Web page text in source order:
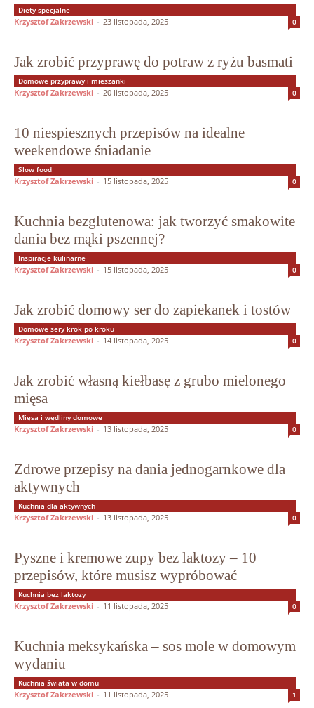
Diety specjalne
Krzysztof Zakrzewski - 23 listopada, 2025 0
Jak zrobić przyprawę do potraw z ryżu basmati
Domowe przyprawy i mieszanki
Krzysztof Zakrzewski - 20 listopada, 2025 0
10 niespiesznych przepisów na idealne
weekendowe śniadanie
Slow food
Krzysztof Zakrzewski - 15 listopada, 2025 0
Kuchnia bezglutenowa: jak tworzyć smakowite
dania bez mąki pszennej?
Inspiracje kulinarne
Krzysztof Zakrzewski - 15 listopada, 2025 0
Jak zrobić domowy ser do zapiekanek i tostów
Domowe sery krok po kroku
Krzysztof Zakrzewski - 14 listopada, 2025 0
Jak zrobić własną kiełbasę z grubo mielonego
mięsa
Mięsa i wędliny domowe
Krzysztof Zakrzewski - 13 listopada, 2025 0
Zdrowe przepisy na dania jednogarnkowe dla
aktywnych
Kuchnia dla aktywnych
Krzysztof Zakrzewski - 13 listopada, 2025 0
Pyszne i kremowe zupy bez laktozy – 10
przepisów, które musisz wypróbować
Kuchnia bez laktozy
Krzysztof Zakrzewski - 11 listopada, 2025 0
Kuchnia meksykańska – sos mole w domowym
wydaniu
Kuchnia świata w domu
Krzysztof Zakrzewski - 11 listopada, 2025 1